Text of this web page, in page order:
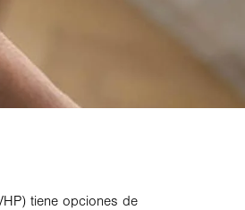
tiene opciones de